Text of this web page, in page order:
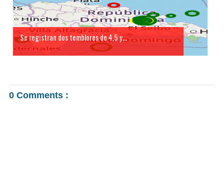
Se registran dos temblores de 4,5 y...
0 Comments :